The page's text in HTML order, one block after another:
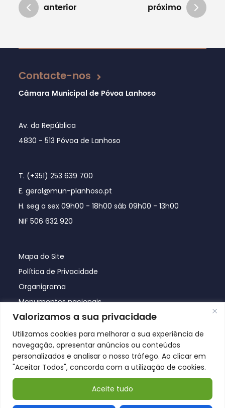
Valorizamos a sua privacidade
Utilizamos cookies para melhorar a sua experiência de
navegação, apresentar anúncios ou conteúdos
personalizados e analisar o nosso tráfego. Ao clicar em
"Aceitar Todos", concorda com a utilização de cookies.
Aceite tudo
anterior próximo
Atualizado em 08/01/2020
Contacte-nos
Câmara Municipal de Póvoa Lanhoso
Av. da República
4830 - 513 Póvoa de Lanhoso
T. (+351) 253 639 700
E. geral@mun-planhoso.pt
H. seg a sex 09h00 - 18h00 sáb 09h00 - 13h00
NIF 506 632 920
Mapa do Site
Política de Privacidade
Organigrama
Monumentos nacionais